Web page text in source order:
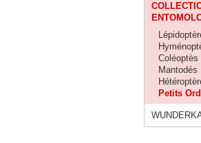
Coléoptès
Mantodés
Petits